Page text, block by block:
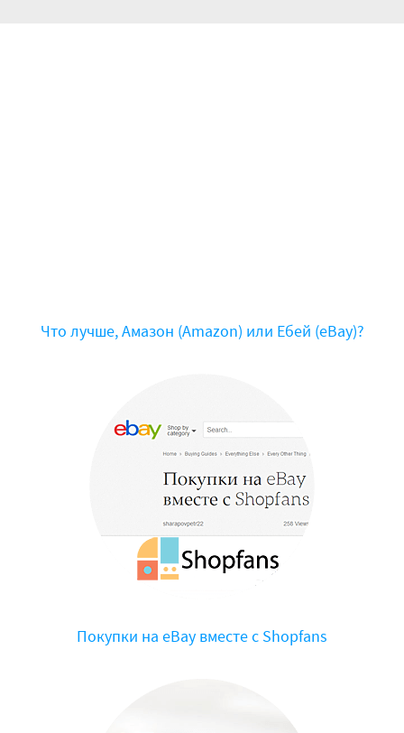
Что лучше, Амазон (Amazon) или Ебей (eBay)?
Покупки на eBay вместе с Shopfans